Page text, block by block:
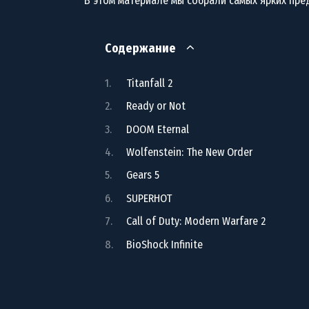
Содержание
Titanfall 2
Ready or Not
DOOM Eternal
Wolfenstein: The New Order
Gears 5
SUPERHOT
Call of Duty: Modern Warfare 2
BioShock Infinite